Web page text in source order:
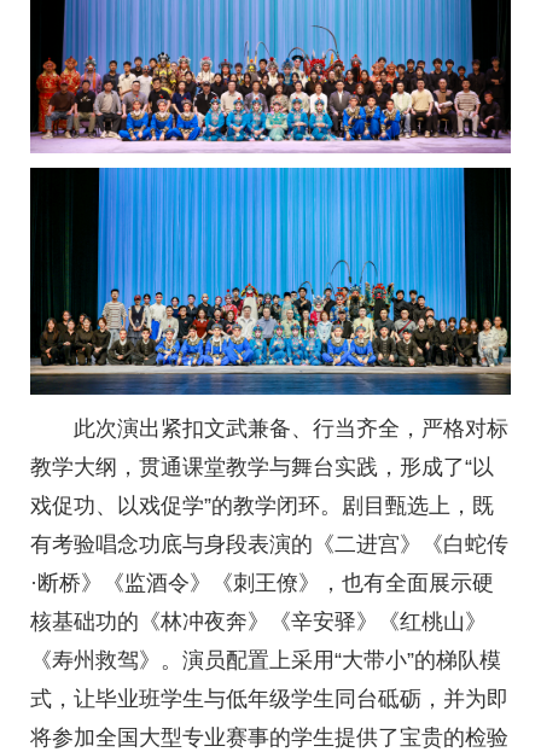
此次演出紧扣文武兼备、行当齐全，严格对标
教学大纲，贯通课堂教学与舞台实践，形成了“以
戏促功、以戏促学”的教学闭环。剧目甄选上，既
有考验唱念功底与身段表演的《二进宫》《白蛇传
·断桥》《监酒令》《刺王僚》，也有全面展示硬
核基础功的《林冲夜奔》《辛安驿》《红桃山》
《寿州救驾》。演员配置上采用“大带小”的梯队模
式，让毕业班学生与低年级学生同台砥砺，并为即
将参加全国大型专业赛事的学生提供了宝贵的检验